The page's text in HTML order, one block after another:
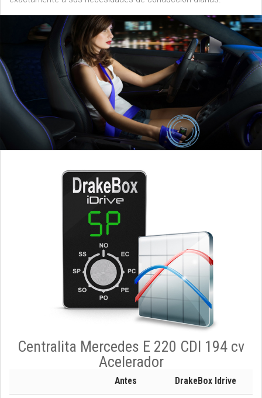
Centralita Mercedes E 220 CDI 194 cv
Acelerador
Antes DrakeBox Idrive